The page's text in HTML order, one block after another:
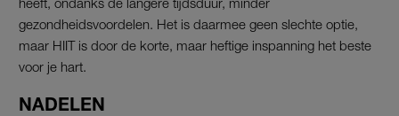
gezondheidsvoordelen. Het is daarmee geen slechte optie,
maar HIIT is door de korte, maar heftige inspanning het beste
voor je hart.
NADELEN